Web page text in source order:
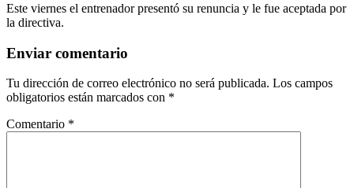
Este viernes el entrenador presentó su renuncia y le fue aceptada por
la directiva.
Enviar comentario
Tu dirección de correo electrónico no será publicada. Los campos
obligatorios están marcados con *
Comentario *